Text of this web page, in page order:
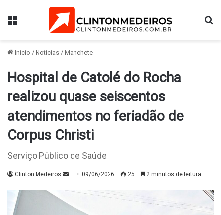
Menu
Início / Notícias / Manchete
Hospital de Catolé do Rocha
realizou quase seiscentos
atendimentos no feriadão de
Corpus Christi
Serviço Público de Saúde
Clinton Medeiros
Mande
mail
09/06/2026 25 2 minutos de leitura